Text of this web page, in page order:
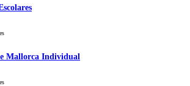
Mallorca Individual